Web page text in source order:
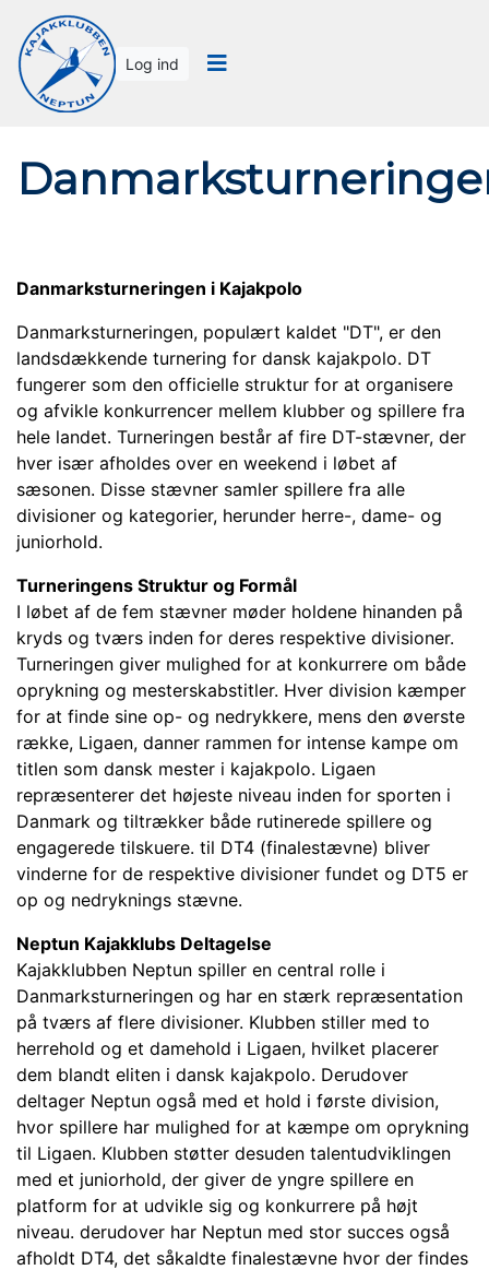
Log ind
Danmarksturneringen i Kajakpolo
Danmarksturneringen, populært kaldet "DT", er den
landsdækkende turnering for dansk kajakpolo. DT
fungerer som den officielle struktur for at organisere
og afvikle konkurrencer mellem klubber og spillere fra
hele landet. Turneringen består af fire DT-stævner, der
hver især afholdes over en weekend i løbet af
sæsonen. Disse stævner samler spillere fra alle
divisioner og kategorier, herunder herre-, dame- og
juniorhold.
Turneringens Struktur og Formål
I løbet af de fem stævner møder holdene hinanden på
kryds og tværs inden for deres respektive divisioner.
Turneringen giver mulighed for at konkurrere om både
oprykning og mesterskabstitler. Hver division kæmper
for at finde sine op- og nedrykkere, mens den øverste
række, Ligaen, danner rammen for intense kampe om
titlen som dansk mester i kajakpolo. Ligaen
repræsenterer det højeste niveau inden for sporten i
Danmark og tiltrækker både rutinerede spillere og
engagerede tilskuere. til DT4 (finalestævne) bliver
vinderne for de respektive divisioner fundet og DT5 er
op og nedryknings stævne.
Neptun Kajakklubs Deltagelse
Kajakklubben Neptun spiller en central rolle i
Danmarksturneringen og har en stærk repræsentation
på tværs af flere divisioner. Klubben stiller med to
herrehold og et damehold i Ligaen, hvilket placerer
dem blandt eliten i dansk kajakpolo. Derudover
deltager Neptun også med et hold i første division,
hvor spillere har mulighed for at kæmpe om oprykning
til Ligaen. Klubben støtter desuden talentudviklingen
med et juniorhold, der giver de yngre spillere en
platform for at udvikle sig og konkurrere på højt
niveau. derudover har Neptun med stor succes også
afholdt DT4, det såkaldte finalestævne hvor der findes